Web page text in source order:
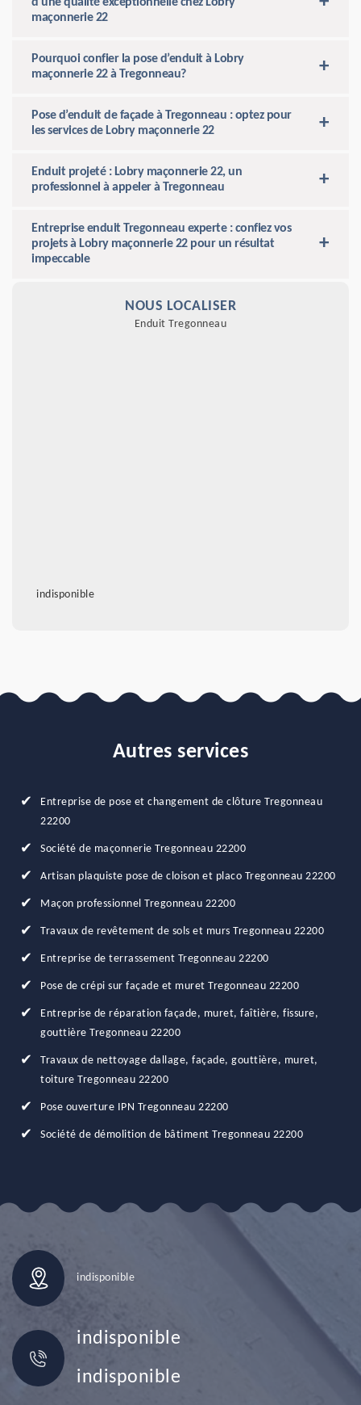
maçonnerie 22
Pourquoi confier la pose d’enduit à Lobry
maçonnerie 22 à Tregonneau?
Pose d’enduit de façade à Tregonneau : optez pour
les services de Lobry maçonnerie 22
Enduit projeté : Lobry maçonnerie 22, un
professionnel à appeler à Tregonneau
Entreprise enduit Tregonneau experte : confiez vos
projets à Lobry maçonnerie 22 pour un résultat
impeccable
NOUS LOCALISER
Enduit Tregonneau
indisponible
Autres services
Entreprise de pose et changement de clôture Tregonneau
22200
Société de maçonnerie Tregonneau 22200
Artisan plaquiste pose de cloison et placo Tregonneau 22200
Maçon professionnel Tregonneau 22200
Travaux de revêtement de sols et murs Tregonneau 22200
Entreprise de terrassement Tregonneau 22200
Pose de crépi sur façade et muret Tregonneau 22200
Entreprise de réparation façade, muret, faîtière, fissure,
gouttière Tregonneau 22200
Travaux de nettoyage dallage, façade, gouttière, muret,
toiture Tregonneau 22200
Pose ouverture IPN Tregonneau 22200
Société de démolition de bâtiment Tregonneau 22200
indisponible
indisponible
indisponible